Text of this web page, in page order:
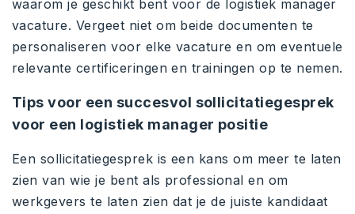
waarom je geschikt bent voor de logistiek manager
vacature. Vergeet niet om beide documenten te
personaliseren voor elke vacature en om eventuele
relevante certificeringen en trainingen op te nemen.
Tips voor een succesvol sollicitatiegesprek
voor een logistiek manager positie
Een sollicitatiegesprek is een kans om meer te laten
zien van wie je bent als professional en om
werkgevers te laten zien dat je de juiste kandidaat